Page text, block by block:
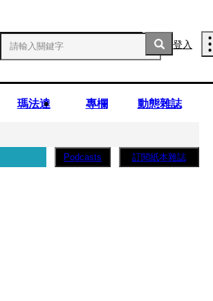
登入
瑪法達 專欄 動態雜誌
Podcasts 訂閱紙本雜誌